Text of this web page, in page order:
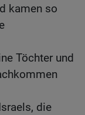
kamen so
Töchter und
die